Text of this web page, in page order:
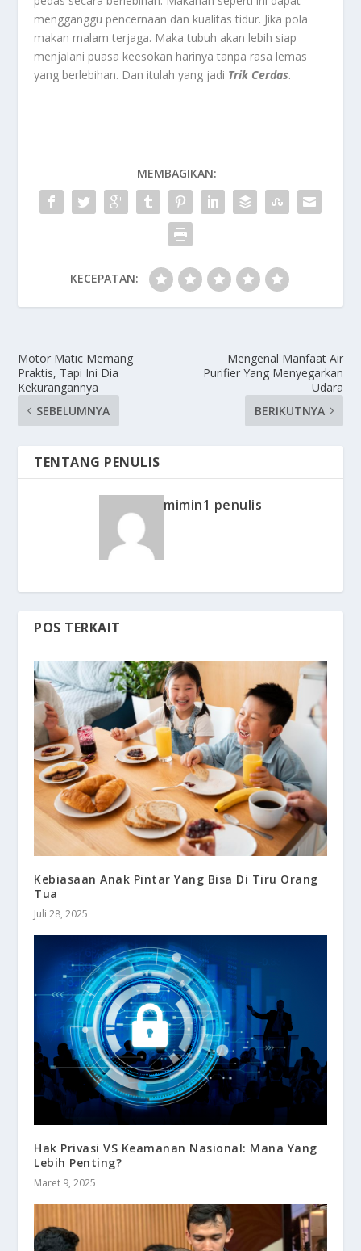
mengganggu pencernaan dan kualitas tidur. Jika pola
makan malam terjaga. Maka tubuh akan lebih siap
menjalani puasa keesokan harinya tanpa rasa lemas
yang berlebihan. Dan itulah yang jadi Trik Cerdas.
MEMBAGIKAN:
KECEPATAN:
Motor Matic Memang
Praktis, Tapi Ini Dia
Kekurangannya
SEBELUMNYA
Mengenal Manfaat Air
Purifier Yang Menyegarkan
Udara
BERIKUTNYA
TENTANG PENULIS
mimin1 penulis
POS TERKAIT
Kebiasaan Anak Pintar Yang Bisa Di Tiru Orang
Tua
Juli 28, 2025
Hak Privasi VS Keamanan Nasional: Mana Yang
Lebih Penting?
Maret 9, 2025